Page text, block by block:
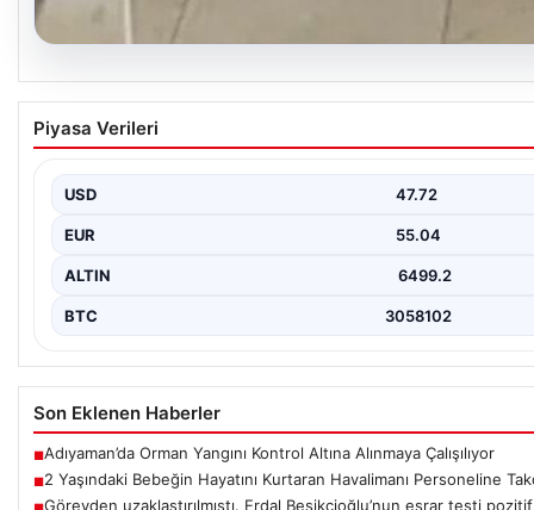
2 Yaşındaki Bebeğin Hayatını Kurtaran
Ödülü
adlı bebeğin…
Piyasa Verileri
USD 47.72
EUR 55.04
ALTIN 6499.2
BTC 3058102
Son Eklenen Haberler
■Adıyaman’da Orman Yangını Kontrol Altına Alınmaya Çalışılıyor
■2 Yaşındaki Bebeğin Hayatını Kurtaran Havalimanı Personeline
Görevden uzaklaştırılmıştı. Erdal Beşikçioğlu’nun esrar testi pozitif